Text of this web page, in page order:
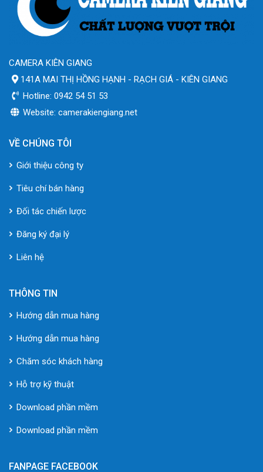
CAMERA KIÊN GIANG
141A MAI THỊ HỒNG HẠNH - RẠCH GIÁ - KIÊN GIANG
Hotline: 0942 54 51 53
Website: camerakiengiang.net
VỀ CHÚNG TÔI
Giới thiệu công ty
Tiêu chí bán hàng
Đối tác chiến lược
Đăng ký đại lý
Liên hệ
THÔNG TIN
Hướng dẫn mua hàng
Hướng dẫn mua hàng
Chăm sóc khách hàng
Hỗ trợ kỹ thuật
Download phần mềm
Download phần mềm
FANPAGE FACEBOOK